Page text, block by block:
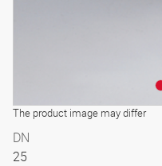
The product image may differ
DN
25